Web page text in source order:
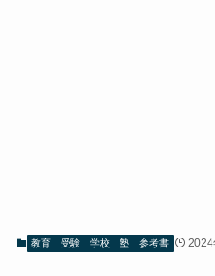
教育 受験 学校 塾 参考書 2024